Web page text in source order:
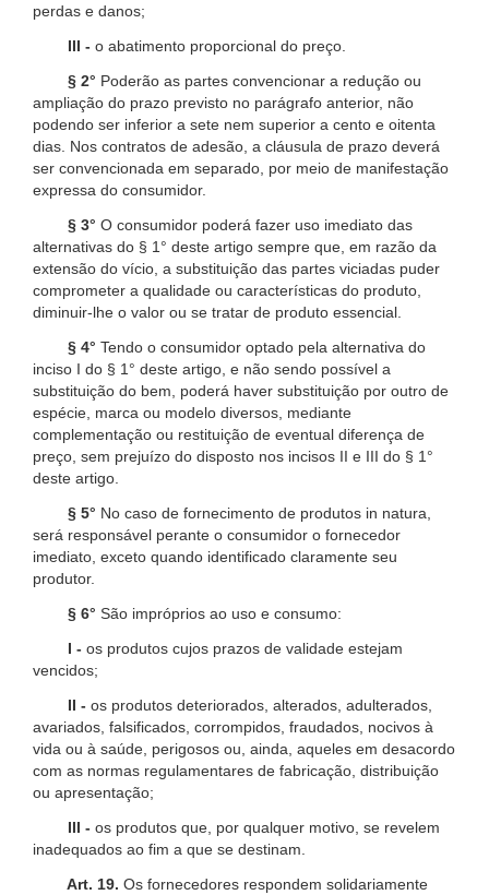
perdas e danos;
III - o abatimento proporcional do preço.
§ 2° Poderão as partes convencionar a redução ou
ampliação do prazo previsto no parágrafo anterior, não
podendo ser inferior a sete nem superior a cento e oitenta
dias. Nos contratos de adesão, a cláusula de prazo deverá
ser convencionada em separado, por meio de manifestação
expressa do consumidor.
§ 3° O consumidor poderá fazer uso imediato das
alternativas do § 1° deste artigo sempre que, em razão da
extensão do vício, a substituição das partes viciadas puder
comprometer a qualidade ou características do produto,
diminuir-lhe o valor ou se tratar de produto essencial.
§ 4° Tendo o consumidor optado pela alternativa do
inciso I do § 1° deste artigo, e não sendo possível a
substituição do bem, poderá haver substituição por outro de
espécie, marca ou modelo diversos, mediante
complementação ou restituição de eventual diferença de
preço, sem prejuízo do disposto nos incisos II e III do § 1°
deste artigo.
§ 5° No caso de fornecimento de produtos in natura,
será responsável perante o consumidor o fornecedor
imediato, exceto quando identificado claramente seu
produtor.
§ 6° São impróprios ao uso e consumo:
I - os produtos cujos prazos de validade estejam
vencidos;
II - os produtos deteriorados, alterados, adulterados,
avariados, falsificados, corrompidos, fraudados, nocivos à
vida ou à saúde, perigosos ou, ainda, aqueles em desacordo
com as normas regulamentares de fabricação, distribuição
ou apresentação;
III - os produtos que, por qualquer motivo, se revelem
inadequados ao fim a que se destinam.
Art. 19. Os fornecedores respondem solidariamente